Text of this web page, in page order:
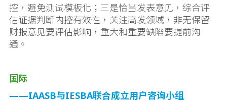
控，避免测试模板化；三是恰当发表意见，综合评
估证据判断内控有效性，关注高发领域，非无保留
财报意见要评估影响，重大和重要缺陷要提前沟
通。
国际
——IAASB与IESBA联合成立用户咨询小组